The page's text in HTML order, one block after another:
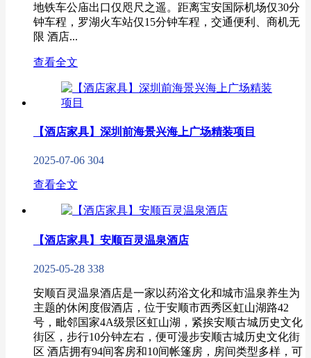
地铁车公庙出口仅咫尺之遥。距离宝安国际机场仅30分
钟车程，罗湖火车站仅15分钟车程，交通便利、商机无
限 酒店...
查看全文
【酒店家具】深圳前海景兴海上广场精装项目
2025-07-06 304
查看全文
【酒店家具】安顺百灵温泉酒店
2025-05-28 338
安顺百灵温泉酒店是一家以药浴文化和城市温泉养生为
主题的休闲度假酒店，位于安顺市西秀区虹山湖路42
号，毗邻国家4A级景区虹山湖，紧挨安顺古城历史文化
街区，步行10分钟左右，便可漫步安顺古城历史文化街
区 酒店拥有94间客房和10间帐篷房，房间类型多样，可